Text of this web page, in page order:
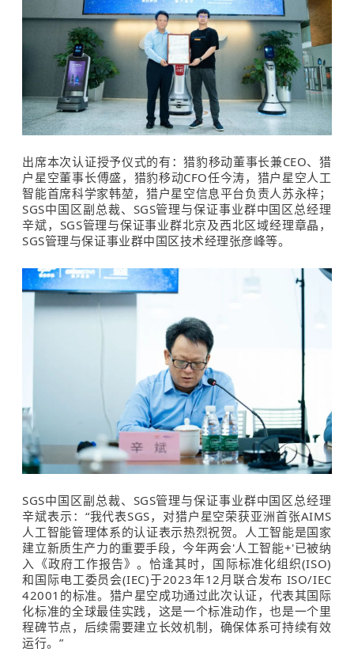
出席本次认证授予仪式的有：猎豹移动董事长兼CEO、猎
户星空董事长傅盛，猎豹移动CFO任今涛，猎户星空人工
智能首席科学家韩堃，猎户星空信息平台负责人苏永梓；
SGS中国区副总裁、SGS管理与保证事业群中国区总经理
辛斌，SGS管理与保证事业群北京及西北区域经理章晶，
SGS管理与保证事业群中国区技术经理张彦峰等。
SGS中国区副总裁、SGS管理与保证事业群中国区总经理
辛斌表示：“我代表SGS，对猎户星空荣获亚洲首张AIMS
人工智能管理体系的认证表示热烈祝贺。人工智能是国家
建立新质生产力的重要手段，今年两会'人工智能+'已被纳
入《政府工作报告》。恰逢其时，国际标准化组织(ISO)
和国际电工委员会(IEC)于2023年12月联合发布 ISO/IEC
42001 的标准。 猎户星空成功通过此次认证，代表其国际
化标准的全球最佳实践，这是一个标准动作，也是一个里
程碑节点，后续需要建立长效机制，确保体系可持续有效
运行。”